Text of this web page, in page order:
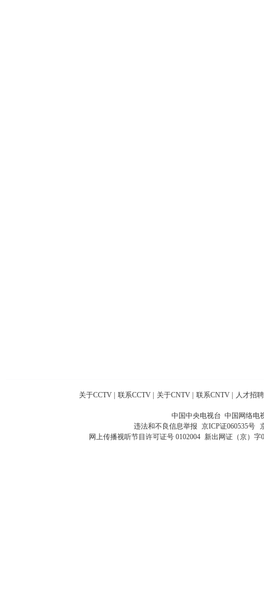
关于CCTV 联系CCTV 关于CNTV 联系CNTV 人才招聘
中国中央电视台 中国网络电
违法和不良信息举报 京ICP证060535号
网上传播视听节目许可证号 0102004 新出网证（京）